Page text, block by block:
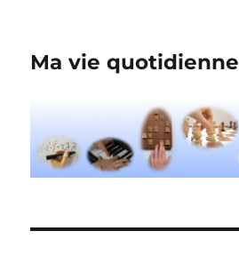
Ma vie quotidienne